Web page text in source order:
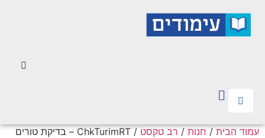
עמוד הבית / חנות / רב טקסט
/ ChkTurimRT – בדיקת טורים